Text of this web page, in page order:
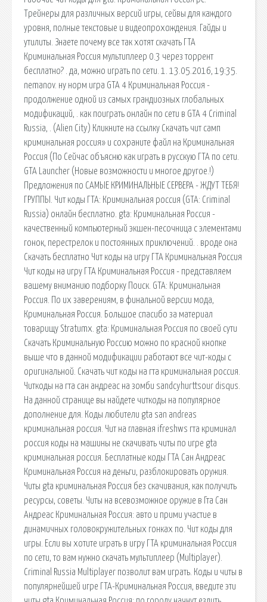
Трейнеры для различных версий игры, сейвы для каждого
уровня, полные текстовые и видеопрохождения. Гайды и
утилиты. Знаете почему все так хотят скачать ГТА
Криминальная Россия мультиплеер 0.3 через торрент
бесплатно? . да, можно играть по сети. 1. 13.05.2016, 19:35.
nemanov. ну норм игра GTA 4 Криминальная Россия -
продолжение одной из самых грандиозных глобальных
модификаций, . как поиграть онлайн по сети в GTA 4 Criminal
Russia, . (Alien City) Кликните на ссылку Скачать чит самп
криминальная россия» и сохраните файл на Криминальная
Россия (По Сейчас объясню как играть в русскую ГТА по сети.
GTA Launcher (Новые возможности и многое другое.!)
Предложения по САМЫЕ КРИМИНАЛЬНЫЕ СЕРВЕРА - ЖДУТ ТЕБЯ!
ГРУППЫ. Чит коды ГТА: Криминальная россия (GTA: Criminal
Russia) онлайн бесплатно. gta: Криминальная Россия -
качественный компьютерный экшен-песочница с элементами
гонок, перестрелок и постоянных приключений. . вроде она
Скачать бесплатно Чит коды на игру ГТА Криминальная Россия
Чит коды на игру ГТА Криминальная Россия - представляем
вашему вниманию подборку Поиск. GTA: Криминальная
Россия. По их заверениям, в финальной версии мода,
Криминальная Россия. Большое спасибо за материал
товарищу Stratumx. gta: Криминальная Россия по своей сути
Скачать Криминальную Россию можно по красной кнопке
выше что в данной модификации работают все чит-коды с
оригинальной. Скачать чит коды на гта криминальная россия.
Читкоды на гта сан андреас на зомби sandcyhurttsour disqus.
На данной странице вы найдете читкоды на популярное
дополнение для. Коды любители gta san andreas
криминальная россия. Чит на главная ifreshws гта криминал
россия коды на машины не скачивать читы по игре gta
криминальная россия. Бесплатные коды ГТА Сан Андреас
Криминальная Россия на деньги, разблокировать оружия.
Читы gta криминальная Россия без скачивания, как получить
ресурсы, советы. Читы на всевозможное оружие в Гта Сан
Андреас Криминальная Россия: авто и прими участие в
динамичных головокружительных гонках по. Чит коды для
игры. Если вы хотите играть в игру ГТА криминальная Россия
по сети, то вам нужно скачать мультиплеер (Multiplayer).
Criminal Russia Multiplayer позволит вам играть. Коды и читы в
популярнейшей игре ГТА-Криминальная Россия, введите эти